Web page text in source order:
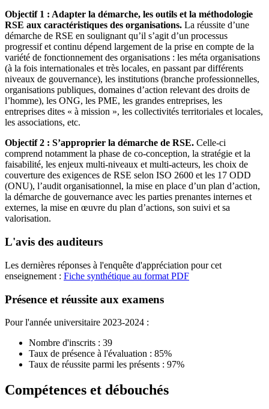
Objectif 1 : Adapter la démarche, les outils et la méthodologie
RSE aux caractéristiques des organisations. La réussite d’une
démarche de RSE en soulignant qu’il s’agit d’un processus
progressif et continu dépend largement de la prise en compte de la
variété de fonctionnement des organisations : les méta organisations
(à la fois internationales et très locales, en passant par différents
niveaux de gouvernance), les institutions (branche professionnelles,
organisations publiques, domaines d’action relevant des droits de
l’homme), les ONG, les PME, les grandes entreprises, les
entreprises dites « à mission », les collectivités territoriales et locales,
les associations, etc.
Objectif 2 : S’approprier la démarche de RSE. Celle-ci
comprend notamment la phase de co-conception, la stratégie et la
faisabilité, les enjeux multi-niveaux et multi-acteurs, les choix de
couverture des exigences de RSE selon ISO 2600 et les 17 ODD
(ONU), l’audit organisationnel, la mise en place d’un plan d’action,
la démarche de gouvernance avec les parties prenantes internes et
externes, la mise en œuvre du plan d’actions, son suivi et sa
valorisation.
L'avis des auditeurs
Les dernières réponses à l'enquête d'appréciation pour cet
enseignement : Fiche synthétique au format PDF
Présence et réussite aux examens
Pour l'année universitaire 2023-2024 :
Nombre d'inscrits : 39
Taux de présence à l'évaluation : 85%
Taux de réussite parmi les présents : 97%
Compétences et débouchés